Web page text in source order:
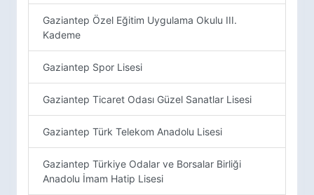
Gaziantep Özel Eğitim Uygulama Okulu III.
Kademe
Gaziantep Spor Lisesi
Gaziantep Ticaret Odası Güzel Sanatlar Lisesi
Gaziantep Türk Telekom Anadolu Lisesi
Gaziantep Türkiye Odalar ve Borsalar Birliği
Anadolu İmam Hatip Lisesi